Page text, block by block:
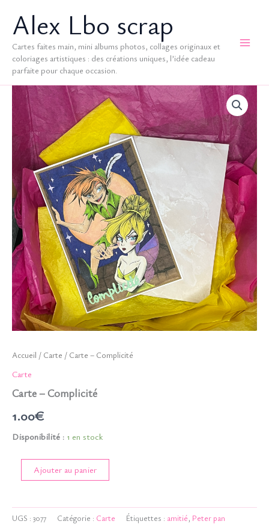
contenuAlex Lbo scrap
Cartes faites main, mini albums photos, collages originaux et
coloriages artistiques : des créations uniques, l’idée cadeau
parfaite pour chaque occasion.
Accueil / Carte / Carte – Complicité
Carte
Carte – Complicité
1.00€
Disponibilité : 1 en stock
Ajouter au panier
UGS : 3077 Catégorie : Carte Étiquettes : amitié, Peter pan